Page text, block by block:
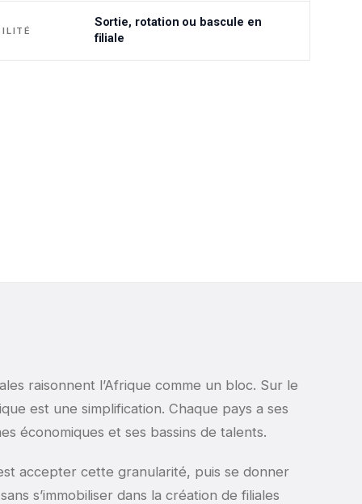
Sortie, rotation ou bascule en
filiale
raisonnent l’Afrique comme un bloc. Sur le
est une simplification. Chaque pays a ses
économiques et ses bassins de talents.
accepter cette granularité, puis se donner
s’immobiliser dans la création de filiales